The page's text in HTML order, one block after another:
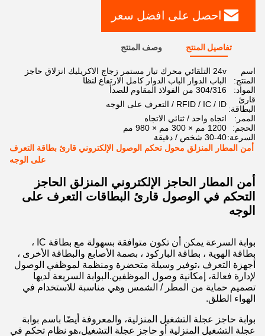
احصل على افضل سعر
تفاصيل المنتج وصف المنتج
اسم
المنتج:
24v التلقائي محرك تيار مستمر زجاج الاكريليك انزلاق حاجز
الباب الدوار الباب الدوار كامل الارتفاع لنظا
المواد:
304/316 من الفولاذ المقاوم للصدأ
قارئ
البطاقة: RFID / IC / ID / التعرف على الوجه
الممر:
اتجاه واحد / ثنائي الاتجاه
الحجم:
1200 مم × 300 مم × 980 مم
السرعة:30-40 شخص / دقيقة
أمن المطار المنزلق محول تحكم الوصول الإلكتروني قارئ بطاقة التعرف
على الوجه
أمن المطار الحاجز الإلكتروني المنزلق الحاجز
التحكم في الوصول قارئ البطاقات التعرف على
الوجه
بوابة السرعة يمكن أن تكون متوافقة بسهولة مع بطاقة IC ،
بطاقة الهوية ، بطاقة الباركود ، بصمة الأصابع والبطاقة الأخرى ،
أجهزة التعرف ،توفير وسيلة متحضرة ومنظمة لموظفي الوصول
لإدارة فعالة، إمكانية وصول الموظفين.البوابة السريعة لديها
تصميم حماية من المطر / الشمس وهي مناسبة للاستخدام في
الهواء الطلق.
بوابة حاجز عجلة التشغيل المنزلية، والمعروفة أيضًا باسم بوابة
عجلة التشغيل المنزلية أو حاجز عجلة التشغيل،هو نظام تحكم في